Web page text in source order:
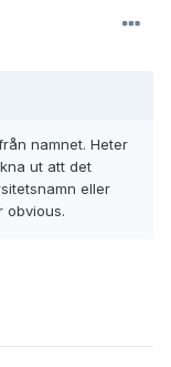
namnet. Heter
ut att det
eller
obvious.